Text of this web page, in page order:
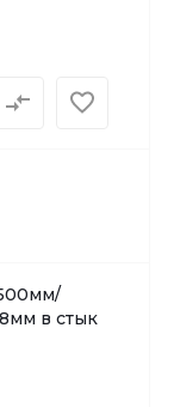
в стык